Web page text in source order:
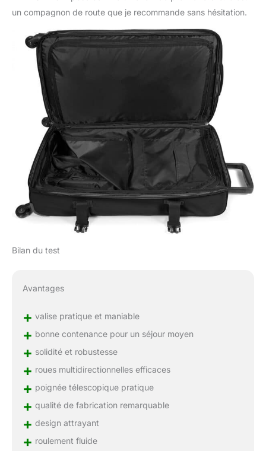
un compagnon de route que je recommande sans hésitation.
Bilan du test
Avantages
+ valise pratique et maniable
+ bonne contenance pour un séjour moyen
+ solidité et robustesse
+ roues multidirectionnelles efficaces
+ poignée télescopique pratique
+ qualité de fabrication remarquable
+ design attrayant
+ roulement fluide